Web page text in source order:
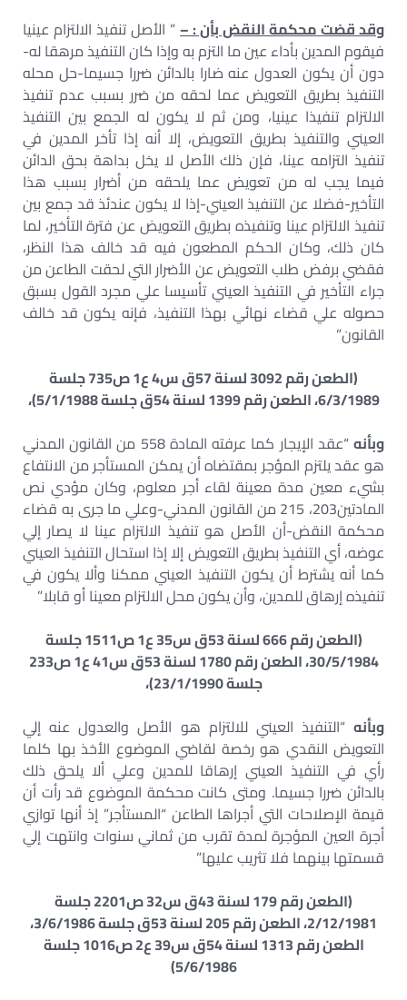
وقد قضت محكمة النقض بأن : –” الأصل تنفيذ الالتزام عينيا
فيقوم المدين بأداء عين ما التزم به وإذا كان التنفيذ مرهقا له-
دون أن يكون العدول عنه ضارا بالدائن ضررا جسيما-حل محله
التنفيذ بطريق التعويض عما لحقه من ضرر بسبب عدم تنفيذ
الالتزام تنفيذا عينيا، ومن ثم لا يكون له الجمع بين التنفيذ
العيني والتنفيذ بطريق التعويض، إلا أنه إذا تأخر المدين في
تنفيذ التزامه عينا، فإن ذلك الأصل لا يخل بداهة بحق الدائن
فيما يجب له من تعويض عما يلحقه من أضرار بسبب هذا
التأخير-فضلا عن التنفيذ العيني-إذا لا يكون عندئذ قد جمع بين
تنفيذ الالتزام عينا وتنفيذه بطريق التعويض عن فترة التأخير، لما
كان ذلك، وكان الحكم المطعون فيه قد خالف هذا النظر،
فقضي برفض طلب التعويض عن الأضرار التي لحقت الطاعن من
جراء التأخير في التنفيذ العيني تأسيسا علي مجرد القول بسبق
حصوله علي قضاء نهائي بهذا التنفيذ، فإنه يكون قد خالف
القانون”
(الطعن رقم 3092 لسنة 57ق س4 ع1 ص735 جلسة
6/3/1989، الطعن رقم 1399 لسنة 54ق جلسة 5/1/1988)،
وبأنه
“عقد الإيجار كما عرفته المادة 558 من القانون المدني
هو عقد يلتزم المؤجر بمقتضاه أن يمكن المستأجر من الانتفاع
بشيء معين مدة معينة لقاء أجر معلوم، وكان مؤدي نص
المادتين203، 215 من القانون المدني-وعلي ما جرى به قضاء
محكمة النقض-أن الأصل هو تنفيذ الالتزام عينا لا يصار إلي
عوضه، أي التنفيذ بطريق التعويض إلا إذا استحال التنفيذ العيني
كما أنه يشترط أن يكون التنفيذ العيني ممكنا وألا يكون في
تنفيذه إرهاق للمدين، وأن يكون محل الالتزام معينا أو قابلا”
(الطعن رقم 666 لسنة 53ق س35 ع1 ص1511 جلسة
30/5/1984، الطعن رقم 1780 لسنة 53ق س41 ع1 ص233
جلسة 23/1/1990)،
وبأنه “التنفيذ العيني للالتزام هو الأصل والعدول عنه إلي
التعويض النقدي هو رخصة لقاضي الموضوع الأخذ بها كلما
رأي في التنفيذ العيني إرهاقا للمدين وعلي ألا يلحق ذلك
بالدائن ضررا جسيما. ومتى كانت محكمة الموضوع قد رأت أن
قيمة الإصلاحات التي أجراها الطاعن “المستأجر” إذ أنها توازي
أجرة العين المؤجرة لمدة تقرب من ثماني سنوات وانتهت إلي
قسمتها بينهما فلا تثريب عليها”
(الطعن رقم 179 لسنة 43ق س32 ص2201 جلسة
2/12/1981، الطعن رقم 205 لسنة 53ق جلسة 3/6/1986،
الطعن رقم 1313 لسنة 54ق س39 ع2 ص1016 جلسة
5/6/1986)